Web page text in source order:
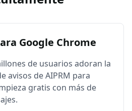
Google Chrome
de usuarios adoran la
avisos de AIPRM para
gratis con más de